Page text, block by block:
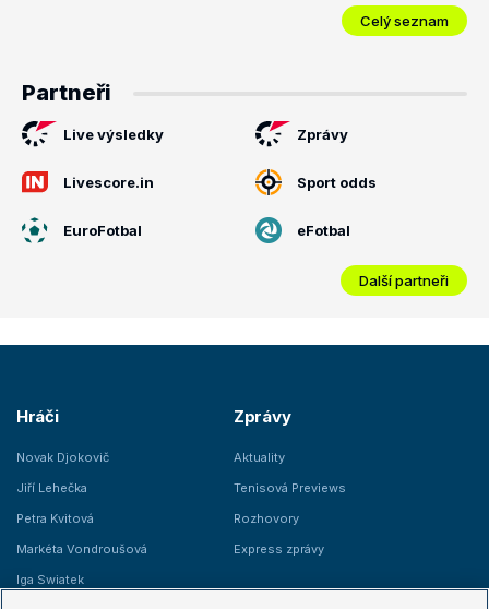
Celý seznam
Partneři
Live výsledky Zprávy
Livescore.in Sport odds
EuroFotbal eFotbal
Další partneři
Hráči
Novak Djokovič
Jiří Lehečka
Petra Kvitová
Markéta Vondroušová
Iga Swiatek
Zprávy
Aktuality
Tenisová Previews
Rozhovory
Express zprávy